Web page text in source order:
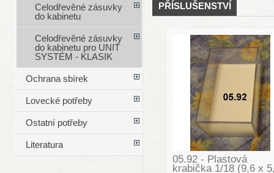
PŘÍSLUŠENSTVÍ
05.92 - Plastová
krabička 1/18 (9,6 x
Celodřevěné zásuvky
do kabinetu
Celodřevěné zásuvky
do kabinetu pro UNIT
SYSTÉM - KLASIK
Ochrana sbírek
Lovecké potřeby
Ostatní potřeby
Literatura